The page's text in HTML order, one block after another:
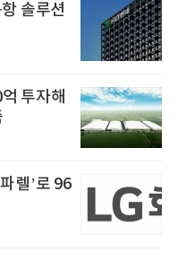
솔루션
투자해
렐’로 96